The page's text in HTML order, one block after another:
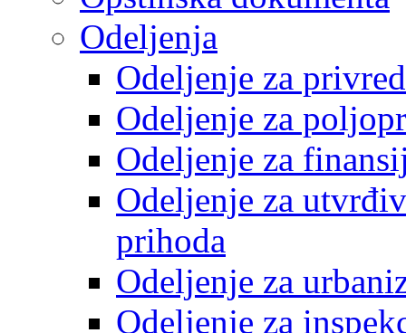
Odeljenja
Odeljenje za
Odeljenje za
Odeljenje za
Odeljenje za
prihoda
Odeljenje za
Odeljenje za